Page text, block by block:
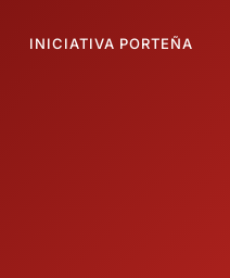
INICIATIVA PORTEÑA